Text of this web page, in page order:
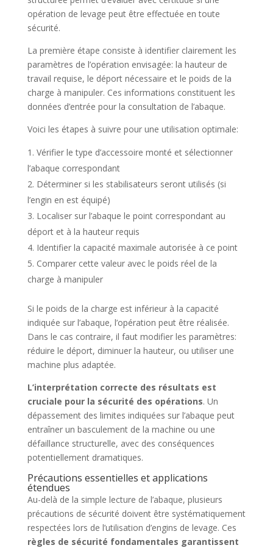
opération de levage peut être effectuée en toute
sécurité.
La première étape consiste à identifier clairement les
paramètres de l’opération envisagée: la hauteur de
travail requise, le déport nécessaire et le poids de la
charge à manipuler. Ces informations constituent les
données d’entrée pour la consultation de l’abaque.
Voici les étapes à suivre pour une utilisation optimale:
Vérifier le type d’accessoire monté et sélectionner
l’abaque correspondant
Déterminer si les stabilisateurs seront utilisés (si
l’engin en est équipé)
Localiser sur l’abaque le point correspondant au
déport et à la hauteur requis
Identifier la capacité maximale autorisée à ce point
Comparer cette valeur avec le poids réel de la
charge à manipuler
Si le poids de la charge est inférieur à la capacité
indiquée sur l’abaque, l’opération peut être réalisée.
Dans le cas contraire, il faut modifier les paramètres:
réduire le déport, diminuer la hauteur, ou utiliser une
machine plus adaptée.
L’interprétation correcte des résultats est
cruciale pour la sécurité des opérations. Un
dépassement des limites indiquées sur l’abaque peut
entraîner un basculement de la machine ou une
défaillance structurelle, avec des conséquences
potentiellement dramatiques.
Précautions essentielles et applications
étendues
Au-delà de la simple lecture de l’abaque, plusieurs
précautions de sécurité doivent être systématiquement
respectées lors de l’utilisation d’engins de levage. Ces
règles de sécurité fondamentales garantissent